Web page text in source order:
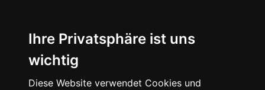
Ihre Privatsphäre ist uns
wichtig
Diese Website verwendet Cookies und